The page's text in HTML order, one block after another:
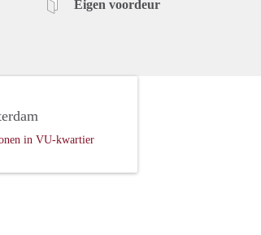
Eigen voordeur
in VU-kwartier